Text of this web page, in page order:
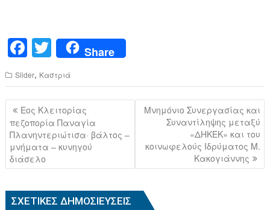
F
a
c
e
b
o
o
T
wi
tt
er
Share
Slider, Καστριά
Πλοήγηση
άρθρων
Εος Κλειτορίας
πεζοπορία Παναγία
Πλανηντεριώτισα· βάλτος –
μνήματα – κυνηγού
διάσελο
Μνημόνιο Συνεργασίας και
Συναντίληψης μεταξύ
«ΔΗΚΕΚ» και του
κοινωφελούς Ιδρύματος Μ.
Κακογιάννης
ΣΧΕΤΙΚΈΣ ΔΗΜΟΣΙΕΎΣΕΙΣ